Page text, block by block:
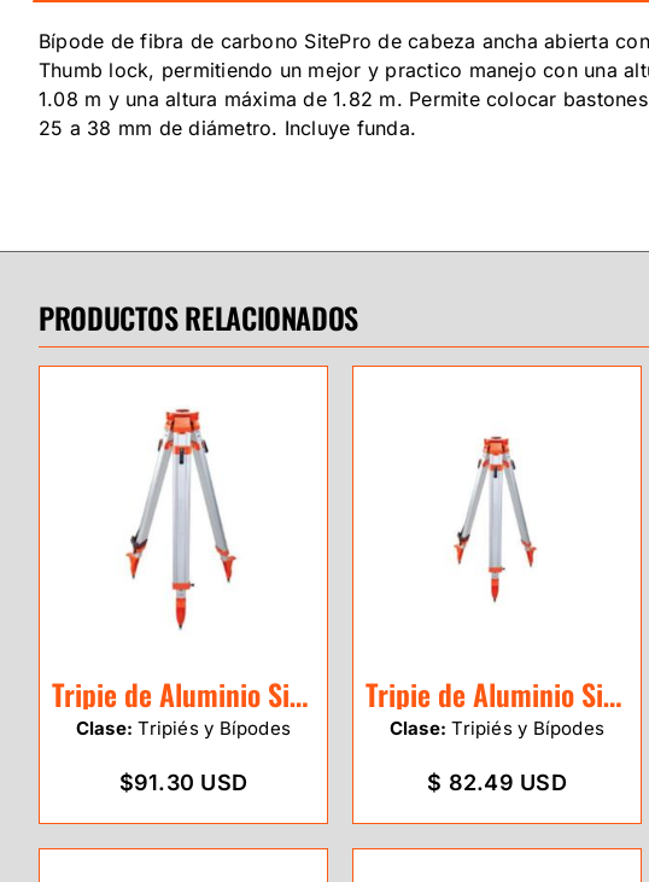
Bípode de fibra de carbono SitePro de cabeza ancha abierta
Thumb lock, permitiendo un mejor y practico manejo con una
1.08 m y una altura máxima de 1.82 m. Permite colocar
25 a 38 mm de diámetro. Incluye funda.
PRODUCTOS RELACIONADOS
Tripie de Aluminio SitePro uso medio red cabeza redonda / 01-ALQR20-DCOR
Clase: Tripiés y Bípodes
$91.30 USD
Tripie de Aluminio SitePro uso medio base triangular
Clase: Tripiés y Bípodes
$ 82.49 USD